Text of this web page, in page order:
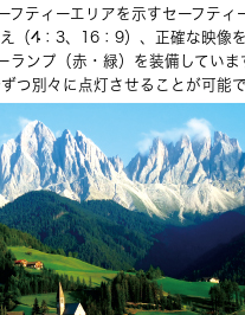
フティーエリアを示すセーフテ
（4：3、16：9）、正確な映像
ランプ（赤・緑）を装備してい
つ別々に点灯させることが可能で